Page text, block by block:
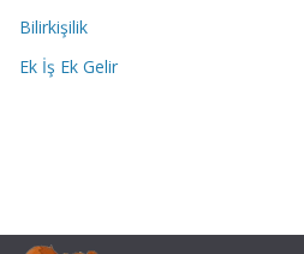
Bilirkişilik
Ek İş Ek Gelir